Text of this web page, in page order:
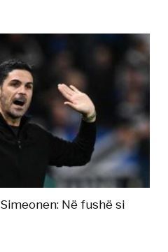
Në fushë si